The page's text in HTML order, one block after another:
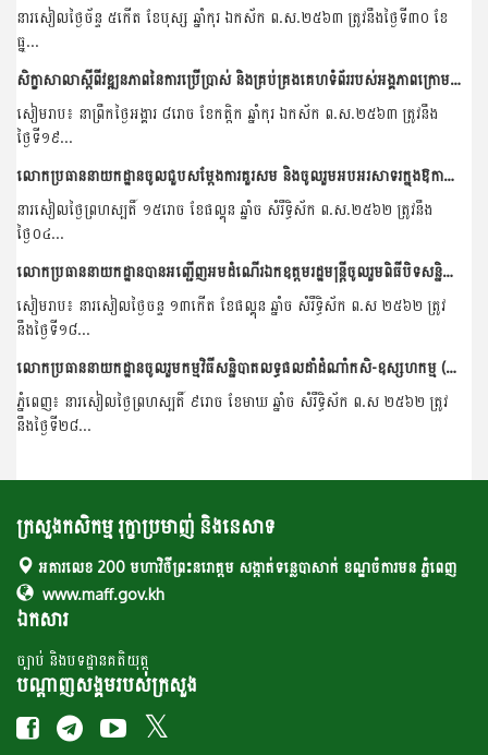
នារសៀលថ្ងៃច័ន្ទ ៥កើត ខែបុស្ស ឆ្នាំកុរ ឯកស័ក ព.ស.២៥៦៣ ត្រូវនឹងថ្ងៃទី៣០ ខែ
ធ្នូ...
សិក្ខាសាលាស្តីពីវឌ្ឍនភាពនៃការប្រើប្រាស់ និងគ្រប់គ្រងគេហទំព័ររបស់អង្គភាពក្រោមឱវាទក្រសួងកសិកម្ម រុក្ខាប្រមាញ់ និងនេសាទ
សៀមរាប៖ នាព្រឹកថ្ងៃអង្គារ ៨រោច ខែកត្តិក ឆ្នាំកុរ ឯកស័ក ព.ស.២៥៦៣ ត្រូវនឹង
ថ្ងៃទី១៩...
លោកប្រធាននាយកដ្ឋានចូលជួបសម្តែងការគួរសម និងចូលរួមអបអរសាទរក្នុងឱកាសចូលឆ្នាំខែ្មរប្រពៃណីជាតិ
នារសៀលថ្ងៃព្រហស្បតិ៍ ១៥រោច ខែផល្គុន ឆ្នាំច សំរឹទ្ធិស័ក ព.ស.២៥៦២ ត្រូវនឹង
ថ្ងៃ០៤...
លោកប្រធាននាយកដ្ឋានបានអញ្ជើញអមដំណើរឯកឧត្តមរដ្ឋមន្រ្តីចូលរួមពិធីបិទសន្និបាតនាយកដ្ឋាននីតិកម្មកសិកម្មនៅខេត្តសៀមរាប
សៀមរាប៖ នារសៀលថ្ងៃចន្ទ ១៣កើត ខែផល្គុន ឆ្នាំច សំរឹទ្ធិស័ក ព.ស ២៥៦២ ត្រូវ
នឹងថ្ងៃទី១៨...
លោកប្រធាននាយកដ្ឋានចូលរួមកម្មវិធីសន្និបាតលទ្ធផលដាំដំណាំកសិ-ឧស្សហកម្ម (ដាំកៅស៊ូ) របស់ក្រុមហ៊ុនសមាជិក VGR និងបណ្តាក្រុមហ៊ុនវិនិយោគផ្សេងៗទៀតរបស់វៀតណាមនៅកម្ពុជា
ភ្នំពេញ៖ នារសៀលថ្ងៃព្រហស្បតិ៍ ៩រោច ខែមាឃ ឆ្នាំច សំរឹទ្ធិស័ក ព.ស ២៥៦២ ត្រូវ
នឹងថ្ងៃទី២៨...
ក្រសួងកសិកម្ម រុក្ខាប្រមាញ់ និងនេសាទ
អគារលេខ 200 មហាវិថីព្រះនរោត្តម សង្កាត់ទន្លេបាសាក់ ខណ្ឌចំការមន ភ្នំពេញ
www.maff.gov.kh
ឯកសារ
ច្បាប់ និងបទដ្ឋានគតិយុត្ត
បណ្តាញសង្គមរបស់ក្រសួង